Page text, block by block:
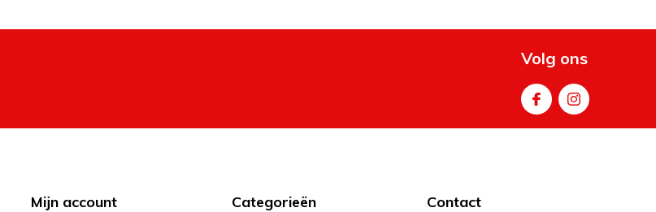
Volg ons
Mijn account Categorieën Contact